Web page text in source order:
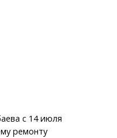
с 14 июля
ремонту